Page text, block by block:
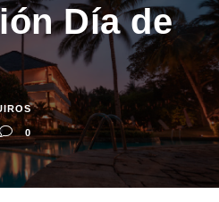
Día de
0